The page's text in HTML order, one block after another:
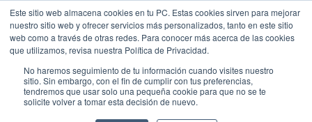
Este sitio web almacena cookies en tu PC. Estas cookies sirven para mejorar
nuestro sitio web y ofrecer servicios más personalizados, tanto en este sitio
web como a través de otras redes. Para conocer más acerca de las cookies
que utilizamos, revisa nuestra Política de Privacidad.
No haremos seguimiento de tu información cuando visites nuestro
sitio. Sin embargo, con el fin de cumplir con tus preferencias,
tendremos que usar solo una pequeña cookie para que no se te
solicite volver a tomar esta decisión de nuevo.